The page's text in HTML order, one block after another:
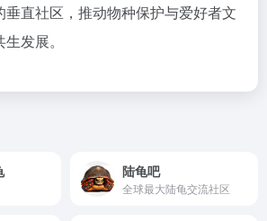
垂直社区，推动物种保护与爱好者文
发展‌。
陆龟吧
全球最大陆龟交流社区‌